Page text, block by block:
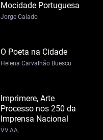
Mocidade Portuguesa
Jorge Calado
O Poeta na Cidade
Helena Carvalhão Buescu
Imprimere, Arte
Processo nos 250 da
Imprensa Nacional
VV.AA.